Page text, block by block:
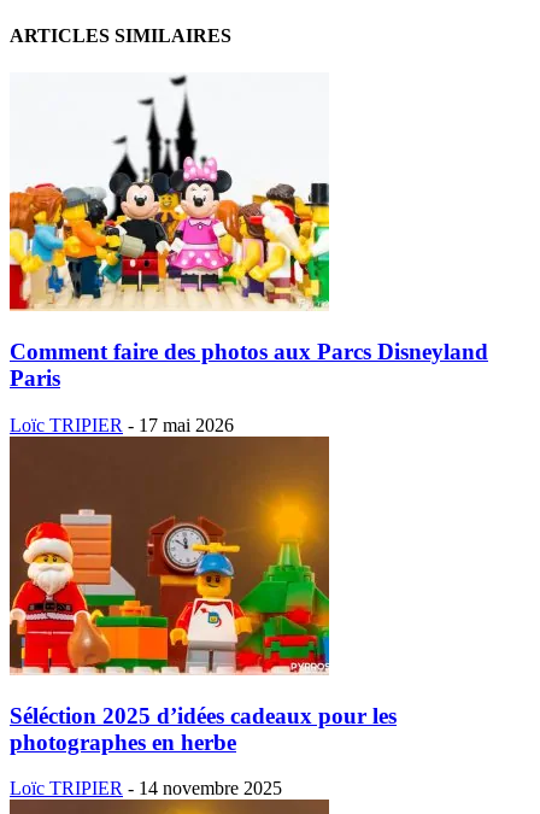
ARTICLES SIMILAIRES
Comment faire des photos aux Parcs Disneyland
Paris
Loïc TRIPIER - 17 mai 2026
Séléction 2025 d’idées cadeaux pour les
photographes en herbe
Loïc TRIPIER - 14 novembre 2025